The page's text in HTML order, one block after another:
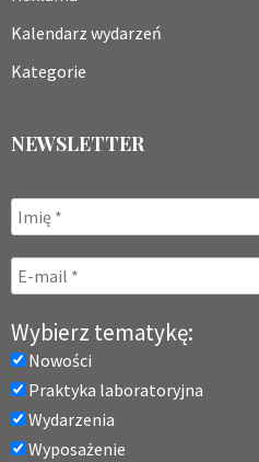
Kalendarz wydarzeń
Kategorie
NEWSLETTER
Wybierz tematykę:
Nowości
Praktyka laboratoryjna
Wydarzenia
Wyposażenie